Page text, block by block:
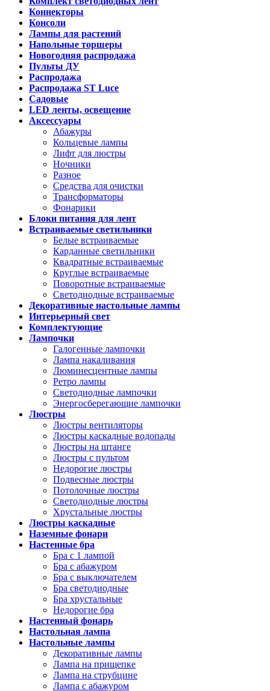
Коннекторы
Консоли
Лампы для растений
Напольные торшеры
Новогодняя распродажа
Пульты ДУ
Распродажа
Распродажа ST Luce
Садовые
LED ленты, освещение
Аксессуары
Абажуры
Кольцевые лампы
Лифт для люстры
Ночники
Разное
Средства для очистки
Трансформаторы
Фонарики
Блоки питания для лент
Встраиваемые светильники
Белые встраиваемые
Карданные светильники
Квадратные встраиваемые
Круглые встраиваемые
Поворотные встраиваемые
Светодиодные встраиваемые
Декоративные настольные лампы
Интерьерный свет
Комплектующие
Лампочки
Галогенные лампочки
Лампа накаливания
Люминесцентные лампы
Ретро лампы
Светодиодные лампочки
Энергосберегающие лампочки
Люстры
Люстры вентиляторы
Люстры каскадные водопады
Люстры на штанге
Люстры с пультом
Недорогие люстры
Подвесные люстры
Потолочные люстры
Светодиодные люстры
Хрустальные люстры
Люстры каскадные
Наземные фонари
Настенные бра
Бра с 1 лампой
Бра с абажуром
Бра с выключателем
Бра светодиодные
Бра хрустальные
Недорогие бра
Настенный фонарь
Настольная лампа
Настольные лампы
Декоративные лампы
Лампа на прищепке
Лампа на струбцине
Лампа с абажуром